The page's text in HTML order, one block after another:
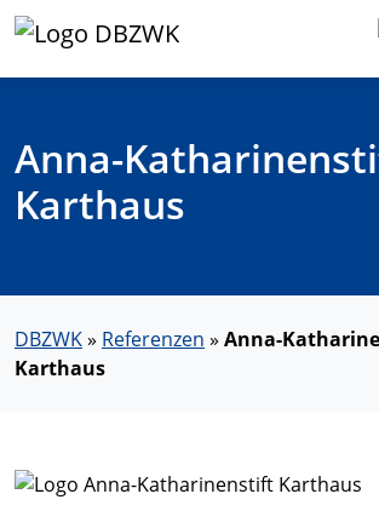
Anna-
Karthaus
DBZWK» Referenzen » Anna-
Karthaus